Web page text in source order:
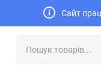
Сайт